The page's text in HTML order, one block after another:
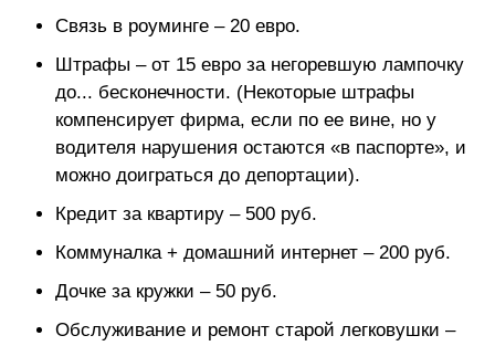
Связь в роуминге – 20 евро.
Штрафы – от 15 евро за негоревшую лампочку
до... бесконечности. (Некоторые штрафы
компенсирует фирма, если по ее вине, но у
водителя нарушения остаются «в паспорте», и
можно доиграться до депортации).
Кредит за квартиру – 500 руб.
Коммуналка + домашний интернет – 200 руб.
Дочке за кружки – 50 руб.
Обслуживание и ремонт старой легковушки –